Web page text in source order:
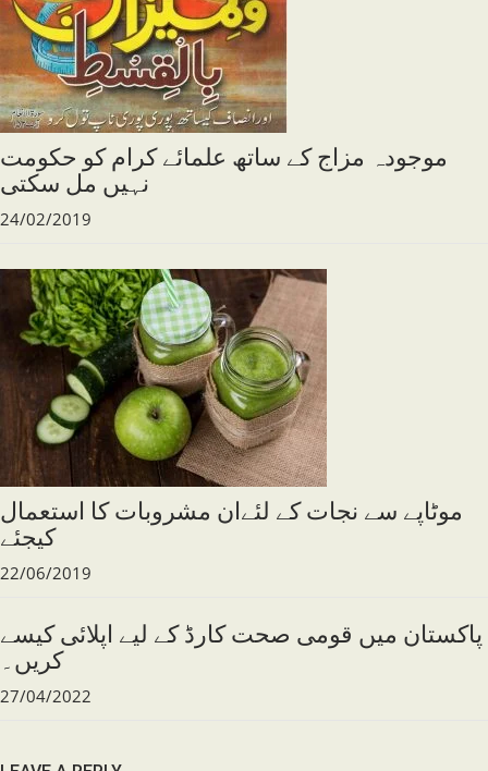
موجودہ مزاج کے ساتھ علمائے کرام کو حکومت
نہیں مل سکتی
24/02/2019
موٹاپے سے نجات کے لئےان مشروبات کا استعمال
کیجئے
22/06/2019
پاکستان میں قومی صحت کارڈ کے لیے اپلائی کیسے
کریں۔
27/04/2022